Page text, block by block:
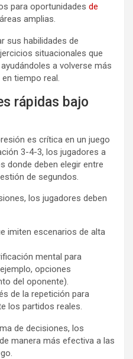
para oportunidades de
amplias.
sus habilidades de
situacionales que
a volverse más
tiempo real.
rápidas bajo
es crítica en un juego
3-4-3, los jugadores a
donde deben elegir entre
de segundos.
los jugadores deben
imiten escenarios de alta
mental para
opciones
del oponente).
de la repetición para
los partidos reales.
de decisiones, los
manera más efectiva a las